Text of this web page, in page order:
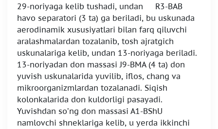
29-noriyaga kelib tushadi, undan R3-BAB
havo separatori (3 ta) ga beriladi, bu uskunada
aerodinamik xususiyatlari bilan farq qiluvchi
aralashmalardan tozalanib, tosh ajratgich
uskunalariga kelib, undan 13-noriyaga beriladi.
13-noriyadan don massasi J9-BMA (4 ta) don
yuvish uskunalarida yuvilib, iflos, chang va
mikroorganizmlardan tozalanadi. Siqish
kolonkalarida don kuldorligi pasayadi.
Yuvishdan so’ng don massasi A1-BShU
namlovchi shneklariga kelib, u yerda ikkinchi